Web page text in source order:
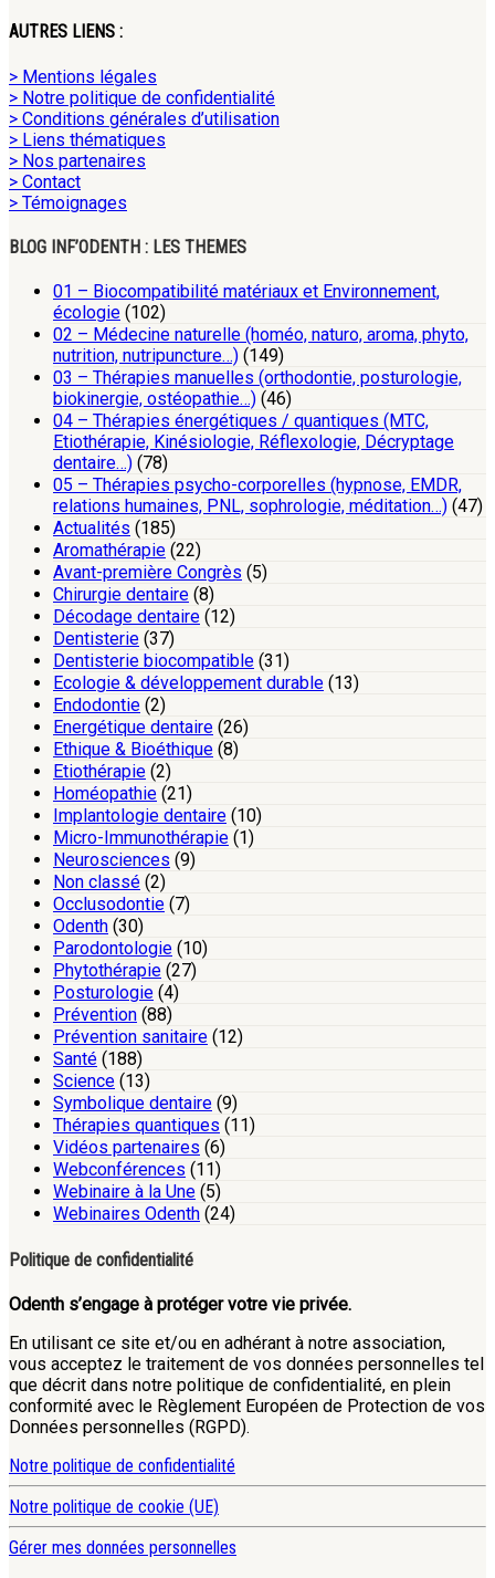
AUTRES LIENS :
> Mentions légales
> Notre politique de confidentialité
> Conditions générales d’utilisation
> Liens thématiques
> Nos partenaires
> Contact
> Témoignages
BLOG INF’ODENTH : LES THEMES
01 – Biocompatibilité matériaux et Environnement,
écologie (102)
02 – Médecine naturelle (homéo, naturo, aroma, phyto,
nutrition, nutripuncture…) (149)
03 – Thérapies manuelles (orthodontie, posturologie,
biokinergie, ostéopathie…) (46)
04 – Thérapies énergétiques / quantiques (MTC,
Etiothérapie, Kinésiologie, Réflexologie, Décryptage
dentaire…) (78)
05 – Thérapies psycho-corporelles (hypnose, EMDR,
relations humaines, PNL, sophrologie, méditation…) (47)
Actualités (185)
Aromathérapie (22)
Avant-première Congrès (5)
Chirurgie dentaire (8)
Décodage dentaire (12)
Dentisterie (37)
Dentisterie biocompatible (31)
Ecologie & développement durable (13)
Endodontie (2)
Energétique dentaire (26)
Ethique & Bioéthique (8)
Etiothérapie (2)
Homéopathie (21)
Implantologie dentaire (10)
Micro-Immunothérapie (1)
Neurosciences (9)
Non classé (2)
Occlusodontie (7)
Odenth (30)
Parodontologie (10)
Phytothérapie (27)
Posturologie (4)
Prévention (88)
Prévention sanitaire (12)
Santé (188)
Science (13)
Symbolique dentaire (9)
Thérapies quantiques (11)
Vidéos partenaires (6)
Webconférences (11)
Webinaire à la Une (5)
Webinaires Odenth (24)
Politique de confidentialité
Odenth s’engage à protéger votre vie privée.
En utilisant ce site et/ou en adhérant à notre association,
vous acceptez le traitement de vos données personnelles tel
que décrit dans notre politique de confidentialité, en plein
conformité avec le Règlement Européen de Protection de vos
Données personnelles (RGPD).
Notre politique de confidentialité
Notre politique de cookie (UE)
Gérer mes données personnelles